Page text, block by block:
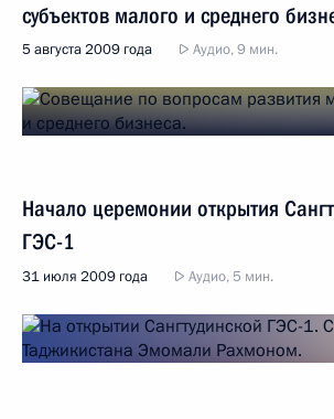
субъектов малого и среднего
5 августа 2009 года Аудио, 9 мин.
Начало церемонии открытия
ГЭС-1
31 июля 2009 года Аудио, 5 мин.